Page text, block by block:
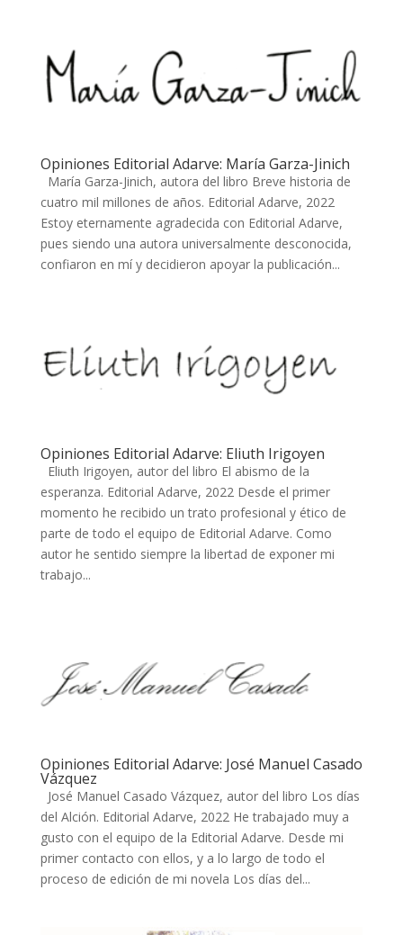
Opiniones Editorial Adarve: María Garza-Jinich
María Garza-Jinich, autora del libro Breve historia de
cuatro mil millones de años. Editorial Adarve, 2022
Estoy eternamente agradecida con Editorial Adarve,
pues siendo una autora universalmente desconocida,
confiaron en mí y decidieron apoyar la publicación...
Opiniones Editorial Adarve: Eliuth Irigoyen
Eliuth Irigoyen, autor del libro El abismo de la
esperanza. Editorial Adarve, 2022 Desde el primer
momento he recibido un trato profesional y ético de
parte de todo el equipo de Editorial Adarve. Como
autor he sentido siempre la libertad de exponer mi
trabajo...
Opiniones Editorial Adarve: José Manuel Casado
Vázquez
José Manuel Casado Vázquez, autor del libro Los días
del Alción. Editorial Adarve, 2022 He trabajado muy a
gusto con el equipo de la Editorial Adarve. Desde mi
primer contacto con ellos, y a lo largo de todo el
proceso de edición de mi novela Los días del...